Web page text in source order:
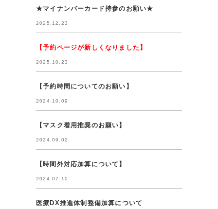
★マイナンバーカード持参のお願い★
2025.12.23
【予約ページが新しくなりました】
2025.10.23
【予約時間についてのお願い】
2024.10.09
【マスク着用推奨のお願い】
2024.09.02
【時間外対応加算について】
2024.07.10
医療DX推進体制整備加算について